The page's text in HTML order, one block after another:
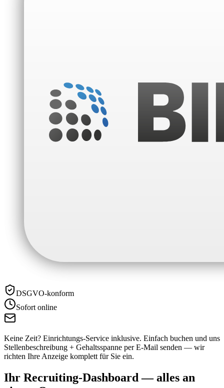
DSGVO-konform
Sofort online
Keine Zeit? Einrichtungs-Service inklusive. Einfach buchen und uns
Stellenbeschreibung + Gehaltsspanne per E-Mail senden — wir
richten Ihre Anzeige komplett für Sie ein.
Ihr Recruiting-Dashboard — alles an